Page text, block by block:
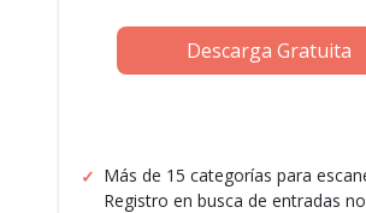
Descarga Gratuita
Más de 15 categorías para
Registro en busca de entradas